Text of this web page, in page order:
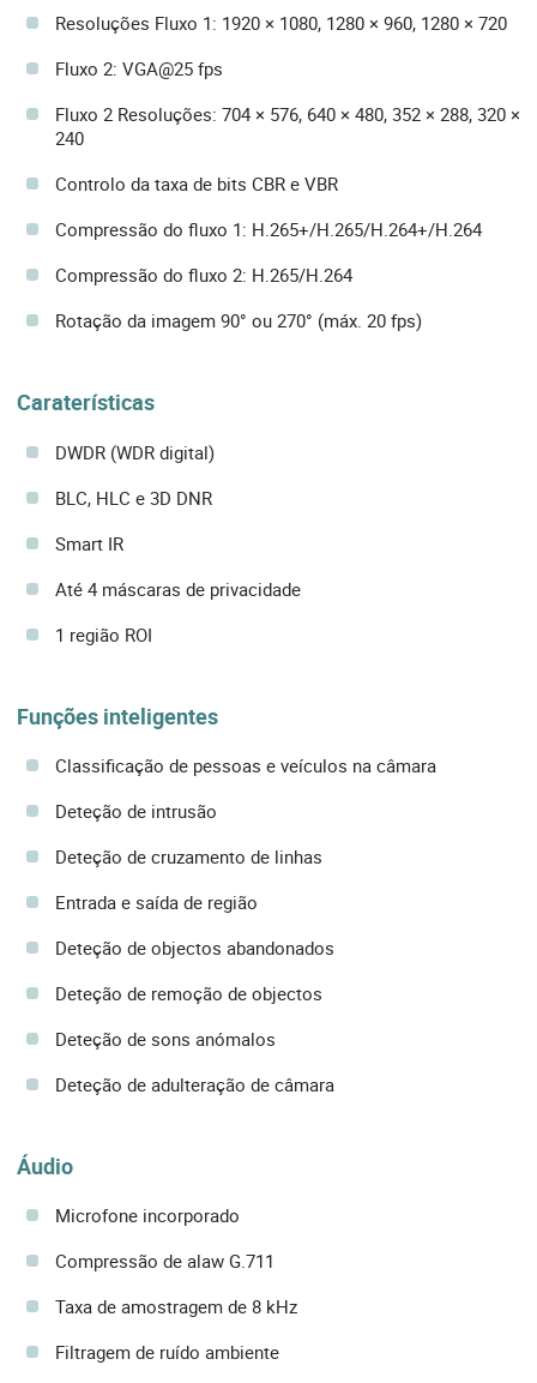
Resoluções Fluxo 1: 1920 × 1080, 1280 × 960, 1280 × 720
Fluxo 2: VGA@25 fps
Fluxo 2 Resoluções: 704 × 576, 640 × 480, 352 × 288, 320 ×
240
Controlo da taxa de bits CBR e VBR
Compressão do fluxo 1: H.265+/H.265/H.264+/H.264
Compressão do fluxo 2: H.265/H.264
Rotação da imagem 90° ou 270° (máx. 20 fps)
Caraterísticas
DWDR (WDR digital)
BLC, HLC e 3D DNR
Smart IR
Até 4 máscaras de privacidade
1 região ROI
Funções inteligentes
Classificação de pessoas e veículos na câmara
Deteção de intrusão
Deteção de cruzamento de linhas
Entrada e saída de região
Deteção de objectos abandonados
Deteção de remoção de objectos
Deteção de sons anómalos
Deteção de adulteração de câmara
Áudio
Microfone incorporado
Compressão de alaw G.711
Taxa de amostragem de 8 kHz
Filtragem de ruído ambiente